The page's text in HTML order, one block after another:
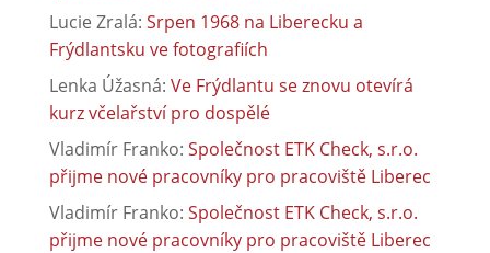
Lucie Zralá: Srpen 1968 na Liberecku a
Frýdlantsku ve fotografiích
Lenka Úžasná: Ve Frýdlantu se znovu otevírá
kurz včelařství pro dospělé
Vladimír Franko: Společnost ETK Check, s.r.o.
přijme nové pracovníky pro pracoviště Liberec
Vladimír Franko: Společnost ETK Check, s.r.o.
přijme nové pracovníky pro pracoviště Liberec